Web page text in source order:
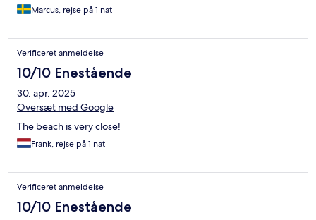
Marcus, rejse på 1 nat
Verificeret anmeldelse
10/10 Enestående
30. apr. 2025
Oversæt med Google
The beach is very close!
Frank, rejse på 1 nat
Verificeret anmeldelse
10/10 Enestående